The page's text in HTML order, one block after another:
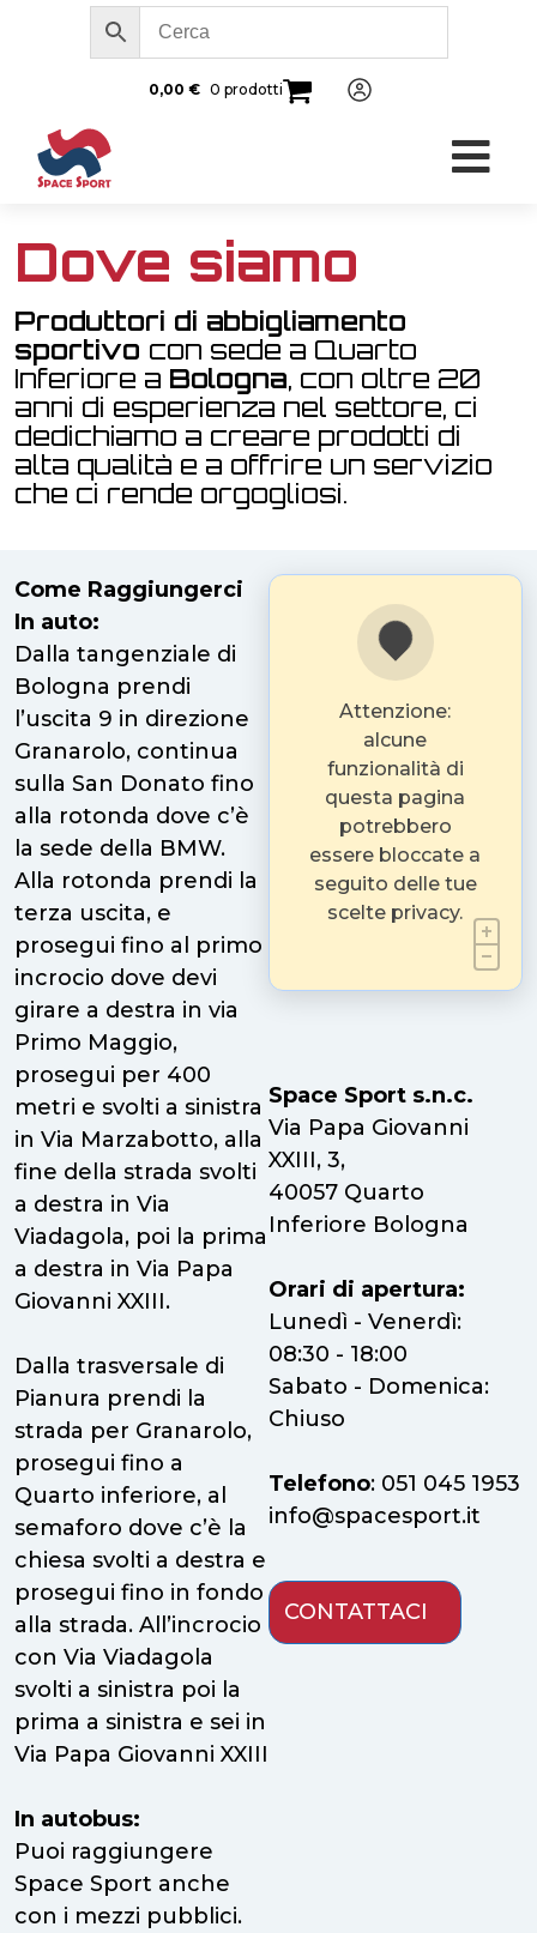
0,00 € 0 prodotti
Dove siamo
Produttori di abbigliamento
sportivo con sede a Quarto
Inferiore a Bologna, con oltre 20
anni di esperienza nel settore, ci
dedichiamo a creare prodotti di
alta qualità e a offrire un servizio
che ci rende orgogliosi.
Come Raggiungerci
In auto:
Dalla tangenziale di
Bologna prendi
l’uscita 9 in direzione
Granarolo, continua
sulla San Donato fino
alla rotonda dove c’è
la sede della BMW.
Alla rotonda prendi la
terza uscita, e
prosegui fino al primo
incrocio dove devi
girare a destra in via
Primo Maggio,
prosegui per 400
metri e svolti a sinistra
in Via Marzabotto, alla
fine della strada svolti
a destra in Via
Viadagola, poi la prima
a destra in Via Papa
Giovanni XXIII.
Dalla trasversale di
Pianura prendi la
strada per Granarolo,
prosegui fino a
Quarto inferiore, al
semaforo dove c’è la
chiesa svolti a destra e
prosegui fino in fondo
alla strada. All’incrocio
con Via Viadagola
svolti a sinistra poi la
prima a sinistra e sei in
Via Papa Giovanni XXIII
In autobus:
Puoi raggiungere
Space Sport anche
con i mezzi pubblici.
Attenzione:
alcune
funzionalità di
questa pagina
potrebbero
essere bloccate a
seguito delle tue
scelte privacy.
Space Sport s.n.c.
Via Papa Giovanni
XXIII, 3,
40057 Quarto
Inferiore Bologna
Orari di apertura:
Lunedì - Venerdì:
08:30 - 18:00
Sabato - Domenica:
Chiuso
Telefono: 051 045 1953
info@spacesport.it
CONTATTACI